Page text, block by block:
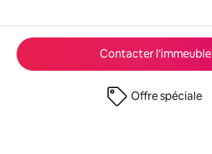
Contacter l'immeuble
Offre spéciale